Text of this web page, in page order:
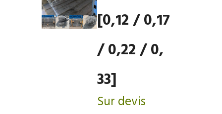
[0,12 / 0,17
/ 0,22 / 0,
33]
Sur devis